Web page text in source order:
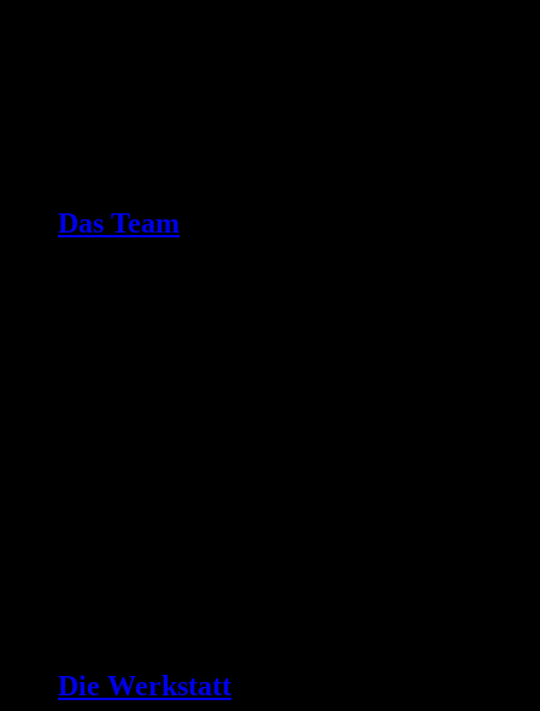
Das Team
Die Werkstatt